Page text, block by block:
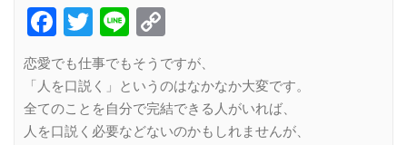
Facebook
Twitter
Line
Link
恋愛でも仕事でもそうですが、
「人を口説く」というのはなかなか大変です。
全てのことを自分で完結できる人がいれば、
人を口説く必要などないのかもしれませんが、